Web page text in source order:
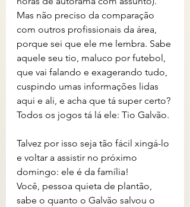
Mas não preciso da comparação
com outros profissionais da área,
porque sei que ele me lembra. Sabe
aquele seu tio, maluco por futebol,
que vai falando e exagerando tudo,
cuspindo umas informações lidas
aqui e ali, e acha que tá super certo?
Todos os jogos tá lá ele: Tio Galvão.
Talvez por isso seja tão fácil xingá-lo
e voltar a assistir no próximo
domingo: ele é da família!
Você, pessoa quieta de plantão,
sabe o quanto o Galvão salvou o